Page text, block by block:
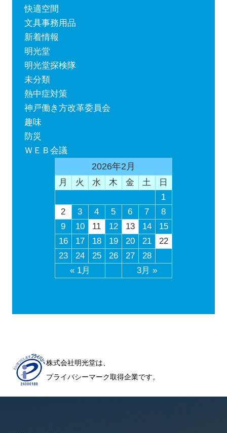
快適空間
文具事務用品
新着情報
明光堂
明光堂探検隊
未分類
熱中症対策
神戸働き方改革委員会
趣味
防災
ＷＥＢ会議
2026年2月
月 火 水 木 金 土 日
« 1月 3月 »
1
2
3 4 5 6 7
8
9
10 11 12 13 14
15
16
17 18 19 20 21
22
23
24 25 26 27 28
株式会社明光堂は、
プライバシーマーク取得企業です。